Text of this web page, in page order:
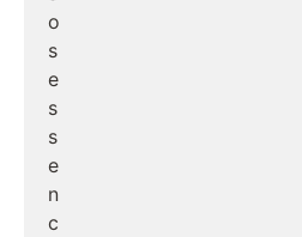
o
s
e
s
s
e
n
c